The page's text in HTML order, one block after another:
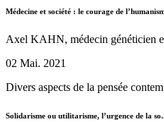
Médecine et société : le courage de
Axel KAHN, médecin généticien
02 Mai. 2021
Divers aspects de la pensée
Solidarisme ou utilitarisme, l’urgence de la